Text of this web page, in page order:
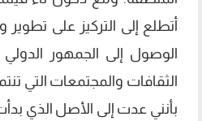
أتطلع إلى التركيز على
الوصول إلى الجمهور
الثقافات والمجتمعات التي
بأنني عدت إلى الأصل الذي